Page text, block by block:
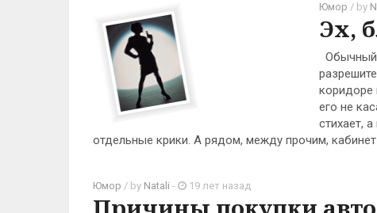
Юмор / by
Эх,
Обычный
коридоре
его не
стихает,
отдельные крики. А рядом, между прочим,
Юмор / by Natali - 19 лет назад